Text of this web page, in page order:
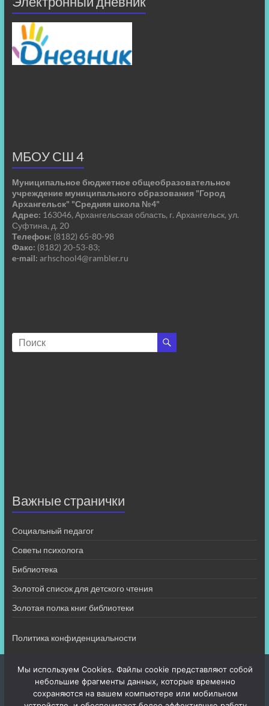
МБОУ СШ 4
Муниципальное бюджетное общеобразовательное
учреждение муниципального образования "Город
Архангельск" "Средняя школа №4"
Адрес: 163046, Архангельская область, г. Архангельск, ул.
Суфтина, д. 20
Телефон: (8182) 65-80-98
Факс: (8182) 20-53-83;
e-mail: arhschool4@rambler.ru
Важные странички
Социальный педагог
Советы психолога
Библиотека
Золотой список для детского чтения
Золотая полка книг библиотеки
Политика конфиденциальности
Мы используем Cookies. Файлы cookie представляют собой
небольшие фрагменты данных, которые временно
сохраняются на вашем компьютере или мобильном